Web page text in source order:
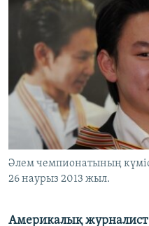
АРНАЙЫ ЖОБАЛАР
Русский
ЖАЗЫЛЫҢЫЗ
Басқа тілдерде
Әлем чемпионатының
26 наурыз 2013 жыл.
Америкалық